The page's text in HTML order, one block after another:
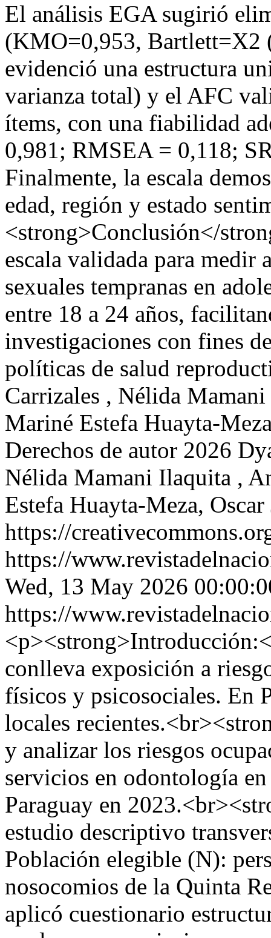
El análisis EGA sugirió
(KMO=0,953, Bartlett=X2
evidenció una estructura
varianza total) y el AFC
ítems, con una fiabilidad
0,981; RMSEA = 0,118;
Finalmente, la escala
edad, región y estado
<strong>Conclusión</
escala validada para medir
sexuales tempranas en
entre 18 a 24 años,
investigaciones con fines
políticas de salud
Carrizales , Nélida
Mariné Estefa Huayta-
Derechos de autor 2026
Nélida Mamani Ilaquita ,
Estefa Huayta-Meza,
https://
https://
Wed, 13 May 2026
https://
conlleva exposición a
físicos y psicosociales. En
locales
y analizar los riesgos
servicios en odontología
Paraguay en
estudio descriptivo
Población elegible (N):
nosocomios de la Quinta
aplicó cuestionario